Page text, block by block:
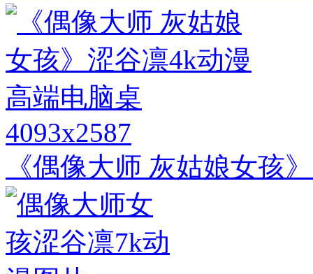
4093x2587
《偶像大师 灰姑娘女孩